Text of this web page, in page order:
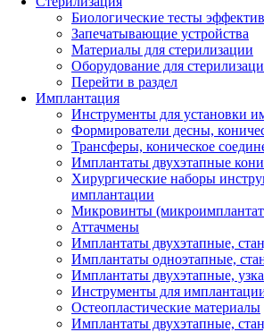
Биологические тесты
Запечатывающие устройства
Материалы для стерилизации
Оборудование для
Перейти в раздел
Имплантация
Инструменты для установки
Формирователи десны,
Трансферы, коническое
Имплантаты двухэтапные
Хирургические наборы
имплантации
Микровинты
Аттачмены
Имплантаты двухэтапные,
Имплантаты одноэтапные,
Имплантаты двухэтапные,
Инструменты для
Остеопластические материалы
Имплантаты двухэтапные,